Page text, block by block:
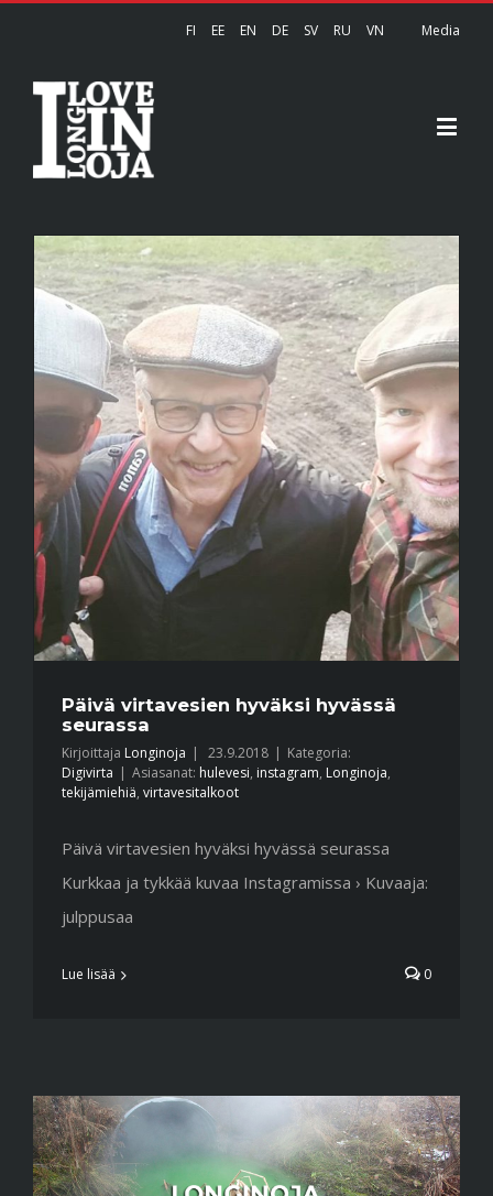
FI EE EN DE SV RU VN Media
Päivä virtavesien hyväksi hyvässä
seurassa
Kirjoittaja Longinoja 23.9.2018
Kategoria:
Digivirta
Asiasanat: hulevesi, instagram, Longinoja,
tekijämiehiä, virtavesitalkoot
Päivä virtavesien hyväksi hyvässä seurassa
Kurkkaa ja tykkää kuvaa Instagramissa › Kuvaaja:
julppusaa
Lue lisää 0